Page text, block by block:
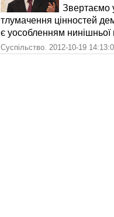
Звертаємо
тлумачення цінностей
є уособленням нинішньої
Суспільство. 2012-10-19